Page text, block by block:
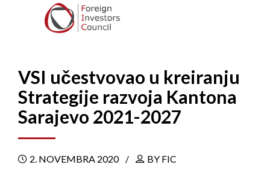
VSI učestvovao u kreiranju
Strategije razvoja Kantona
Sarajevo 2021-2027
2. NOVEMBRA 2020 BY FIC